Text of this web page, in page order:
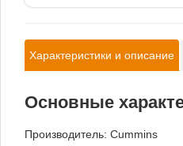
Характеристики и описание
Основные
Производитель: Cummins